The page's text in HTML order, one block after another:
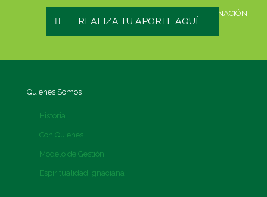
HAZ UNA DONACIÓN
REALIZA TU APORTE AQUÍ
Quiénes Somos
Historia
Con Quienes
Modelo de Gestión
Espiritualidad Ignaciana